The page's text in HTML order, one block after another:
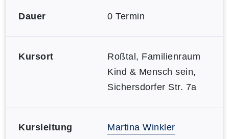
Dauer 0 Termin
Kursort
Roßtal, Familienraum
Kind & Mensch sein,
Sichersdorfer Str. 7a
Kursleitung Martina Winkler